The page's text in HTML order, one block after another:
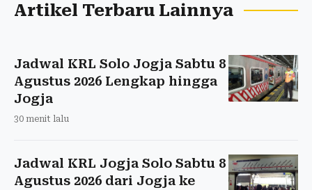
Artikel Terbaru Lainnya
Jadwal KRL Solo Jogja Sabtu 8
Agustus 2026 Lengkap hingga
Jogja
30 menit lalu
Jadwal KRL Jogja Solo Sabtu 8
Agustus 2026 dari Jogja ke